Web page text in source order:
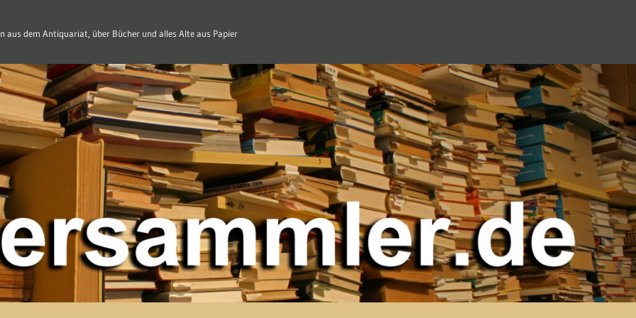
aus dem Antiquariat, über Bücher und alles Alte aus Papier